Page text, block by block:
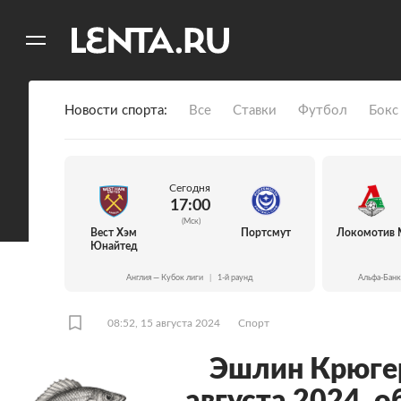
Новости спорта Все Ставки Футбол
Вест Хэм
Юнайтед
Сегодня
17:00
(Мск)
Портсмут
Англия — Кубок лиги 1-й раунд
Локомотив
Альфа-
08:52, 15 августа 2024 Спорт
Эшлин